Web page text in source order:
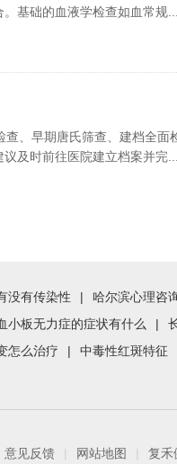
基础的血液学检查如血常规...
、早期唐氏筛查、建档全面
及时前往医院建立档案并完...
没有传染性 | 哈尔滨心理咨
小板无力症的症状有什么 |
怎么治疗 | 中毒性红斑特征
意见反馈 网站地图 复禾